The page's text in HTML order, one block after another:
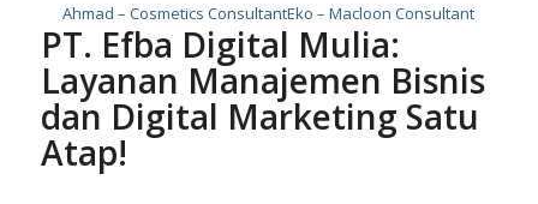
Ahmad – Cosmetics ConsultantEko – Macloon Consultant
PT. Efba Digital Mulia:
Layanan Manajemen Bisnis
dan Digital Marketing Satu
Atap!